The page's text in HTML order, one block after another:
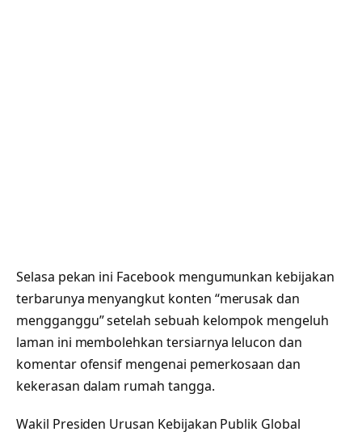
Selasa pekan ini Facebook mengumunkan kebijakan
terbarunya menyangkut konten “merusak dan
mengganggu” setelah sebuah kelompok mengeluh
laman ini membolehkan tersiarnya lelucon dan
komentar ofensif mengenai pemerkosaan dan
kekerasan dalam rumah tangga.
Wakil Presiden Urusan Kebijakan Publik Global